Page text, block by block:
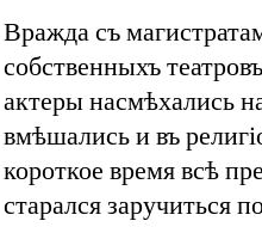
Вражда съ
собственныхъ
актеры насмѣхались
вмѣшались и въ
короткое время всѣ
старался заручиться